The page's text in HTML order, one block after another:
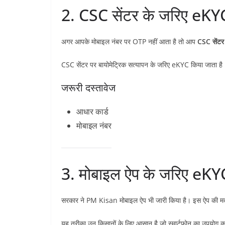
2. CSC सेंटर के जरिए
अगर आपके मोबाइल नंबर पर OTP नहीं आता है तो आप CSC सेंटर
CSC सेंटर पर बायोमेट्रिक सत्यापन के जरिए eKYC किया जाता
जरूरी दस्तावेज
आधार कार्ड
मोबाइल नंबर
3. मोबाइल ऐप के जरिए
सरकार ने PM Kisan मोबाइल ऐप भी जारी किया है। इस ऐप